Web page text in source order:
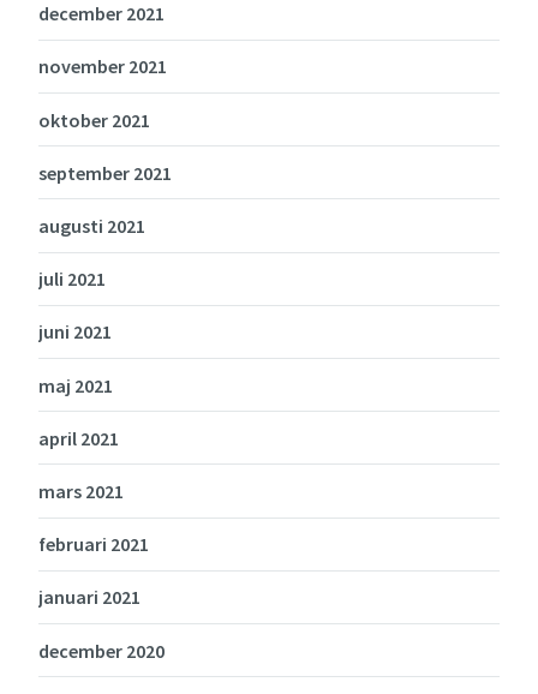
december 2021
november 2021
oktober 2021
september 2021
augusti 2021
juli 2021
juni 2021
maj 2021
april 2021
mars 2021
februari 2021
januari 2021
december 2020